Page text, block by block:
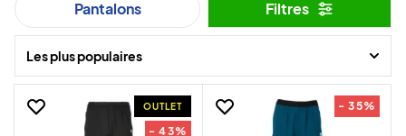
Pantalons Filtres
Les plus populaires
OUTLET
- 43%
- 35%